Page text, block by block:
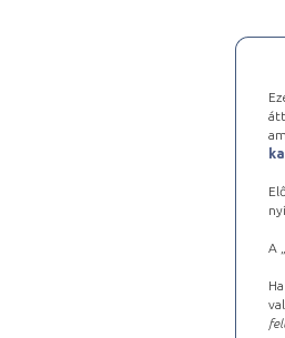
A „
Ha